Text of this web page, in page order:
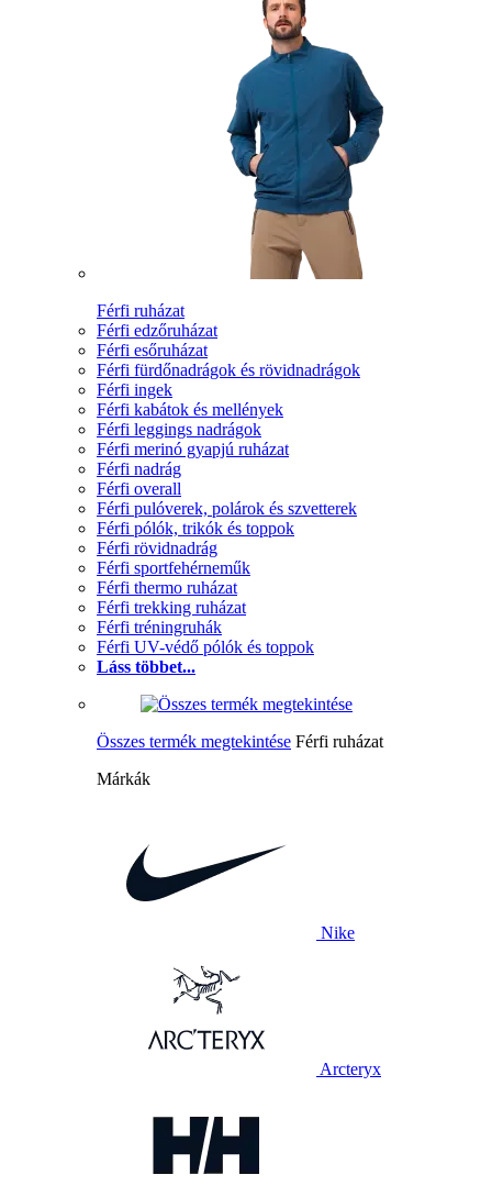
Férfi ruházat
Férfi edzőruházat
Férfi esőruházat
Férfi fürdőnadrágok és rövidnadrágok
Férfi ingek
Férfi kabátok és mellények
Férfi leggings nadrágok
Férfi merinó gyapjú ruházat
Férfi nadrág
Férfi overall
Férfi pulóverek, polárok és szvetterek
Férfi pólók, trikók és toppok
Férfi rövidnadrág
Férfi sportfehérneműk
Férfi thermo ruházat
Férfi trekking ruházat
Férfi tréningruhák
Férfi UV-védő pólók és toppok
Láss többet...
Összes termék megtekintése Férfi ruházat
Márkák
Nike
Arcteryx